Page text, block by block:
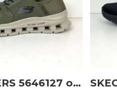
SKECHERS 5646127 olive